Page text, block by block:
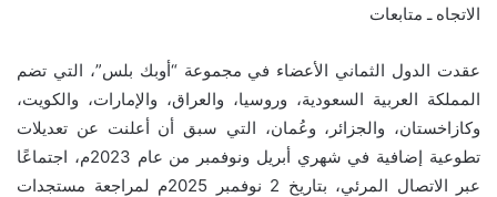
الاتجاه ـ متابعات
عقدت الدول الثماني الأعضاء في مجموعة “أوبك بلس”، التي تضم
المملكة العربية السعودية، وروسيا، والعراق، والإمارات، والكويت،
وكازاخستان، والجزائر، وعُمان، التي سبق أن أعلنت عن تعديلات
تطوعية إضافية في شهري أبريل ونوفمبر من عام 2023م، اجتماعًا
عبر الاتصال المرئي، بتاريخ 2 نوفمبر 2025م لمراجعة مستجدات